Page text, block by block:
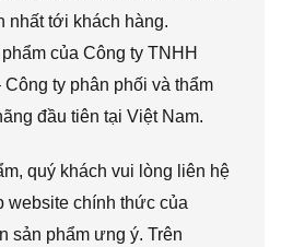
nhất tới khách hàng.
của Công ty TNHH
ty phân phối và thẩm
đầu tiên tại Việt Nam.
quý khách vui lòng liên hệ
website chính thức của
sản phẩm ưng ý. Trên